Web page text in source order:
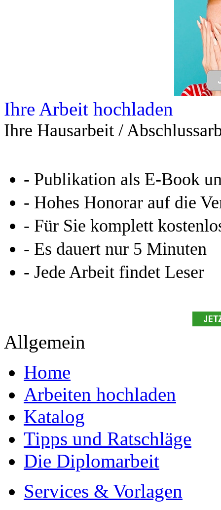
Ihre Arbeit hochladen
Ihre Hausarbeit /
- Publikation als E-Book
- Hohes Honorar auf die
- Für Sie komplett
- Es dauert nur 5 Minuten
- Jede Arbeit findet Leser
Allgemein
Home
Arbeiten hochladen
Katalog
Tipps und Ratschläge
Die Diplomarbeit
Services & Vorlagen